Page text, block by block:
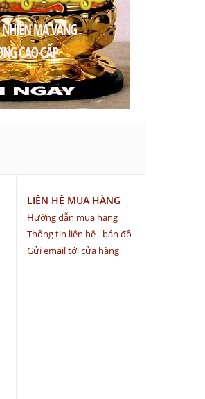
LIÊN HỆ MUA HÀNG
Hướng dẫn mua hàng
Thông tin liên hệ - bản đồ
Gửi email tới cửa hàng